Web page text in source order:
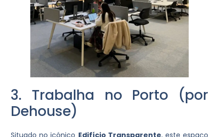
3. Trabalha no Porto (por
Dehouse)
Situado no icónico Edifício Transparente, este espaço